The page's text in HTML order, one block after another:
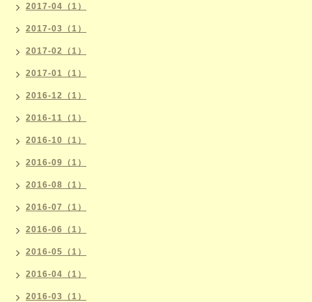
2017-04（1）
2017-03（1）
2017-02（1）
2017-01（1）
2016-12（1）
2016-11（1）
2016-10（1）
2016-09（1）
2016-08（1）
2016-07（1）
2016-06（1）
2016-05（1）
2016-04（1）
2016-03（1）